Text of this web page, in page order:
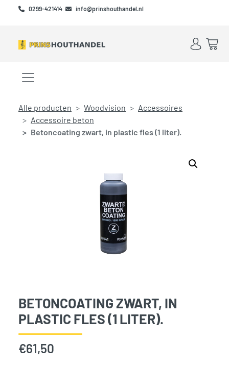
Skip to main content
Skip to footer
0299-421414 info@prinshouthandel.nl
Account
Menu openen/sluiten
Alle producten Woodvision
Accessoires
Accessoire beton
Betoncoating zwart, in plastic fles (1 liter).
BETONCOATING ZWART, IN
PLASTIC FLES (1 LITER).
€61,50